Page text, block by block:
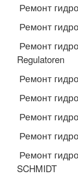
Ремонт
Ремонт
Ремонт
Regulatoren
Ремонт
Ремонт
Ремонт
Ремонт
Ремонт
SCHMIDT